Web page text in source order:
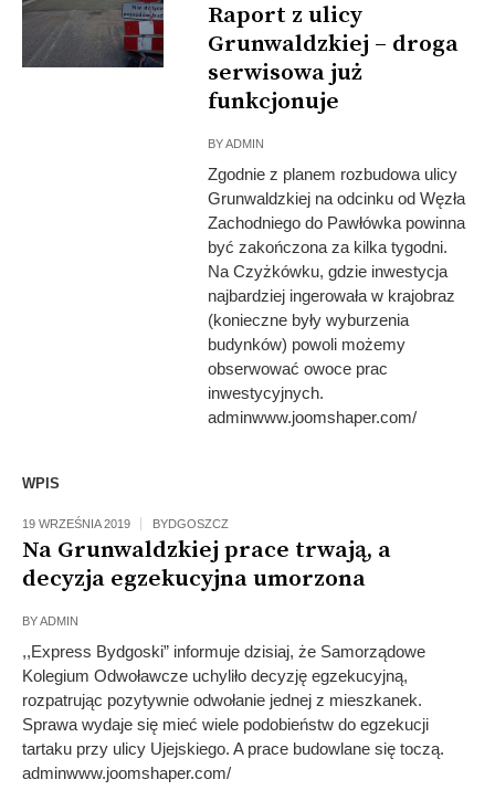
Raport z ulicy
Grunwaldzkiej – droga
serwisowa już
funkcjonuje
BYADMIN
Zgodnie z planem rozbudowa ulicy
Grunwaldzkiej na odcinku od Węzła
Zachodniego do Pawłówka powinna
być zakończona za kilka tygodni.
Na Czyżkówku, gdzie inwestycja
najbardziej ingerowała w krajobraz
(konieczne były wyburzenia
budynków) powoli możemy
obserwować owoce prac
inwestycyjnych.
adminwww.joomshaper.com/
WPIS
19 WRZEŚNIA 2019 BYDGOSZCZ
Na Grunwaldzkiej prace trwają, a
decyzja egzekucyjna umorzona
BYADMIN
,,Express Bydgoski” informuje dzisiaj, że Samorządowe
Kolegium Odwoławcze uchyliło decyzję egzekucyjną,
rozpatrując pozytywnie odwołanie jednej z mieszkanek.
Sprawa wydaje się mieć wiele podobieństw do egzekucji
tartaku przy ulicy Ujejskiego. A prace budowlane się toczą.
adminwww.joomshaper.com/